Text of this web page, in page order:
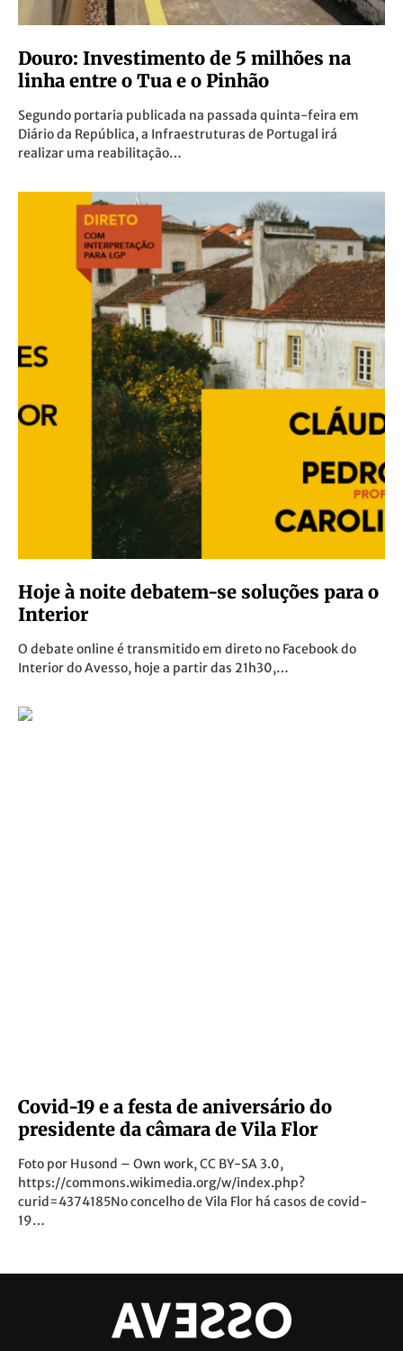
Douro: Investimento de 5 milhões na
linha entre o Tua e o Pinhão
Segundo portaria publicada na passada quinta-feira em
Diário da República, a Infraestruturas de Portugal irá
realizar uma reabilitação…
Hoje à noite debatem-se soluções para o
Interior
O debate online é transmitido em direto no Facebook do
Interior do Avesso, hoje a partir das 21h30,…
Covid-19 e a festa de aniversário do
presidente da câmara de Vila Flor
Foto por Husond – Own work, CC BY-SA 3.0,
https://commons.wikimedia.org/w/index.php?
curid=4374185No concelho de Vila Flor há casos de covid-
19…